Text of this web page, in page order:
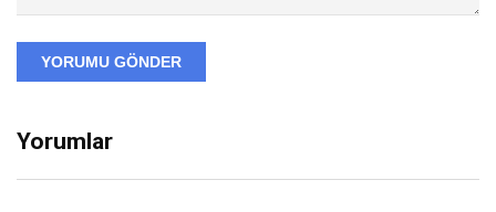
YORUMU GÖNDER
Yorumlar